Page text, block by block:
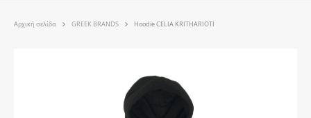
Αρχική σελίδα GREEK BRANDS Hoodie CELIA KRITHARIOTI